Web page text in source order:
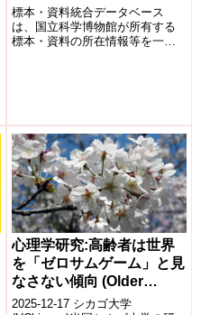
標本・資料統合データベース
は、国立科学博物館が所有する
標本・資料の所在情報等を一元
イト。
心理学研究:高齢者は世界
を「ゼロサムゲーム」と見
なさない傾向 (Older
people see the world as
2025-12-17 シカゴ大学